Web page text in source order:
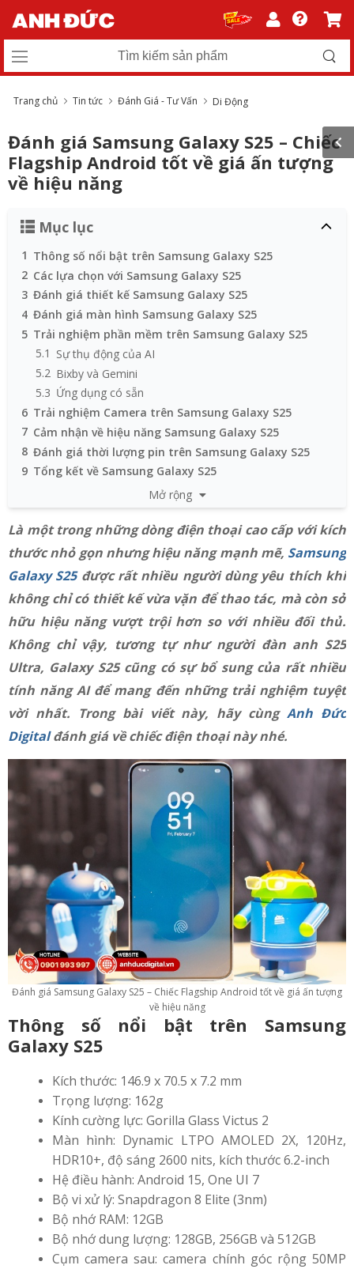
Trang chủ Tin tức Đánh Giá - Tư Vấn Di Động
Đánh giá Samsung Galaxy S25 – Chiếc
Flagship Android tốt về giá ấn tượng
về hiệu năng
Mục lục
1 Thông số nổi bật trên Samsung Galaxy S25
2 Các lựa chọn với Samsung Galaxy S25
3 Đánh giá thiết kế Samsung Galaxy S25
4 Đánh giá màn hình Samsung Galaxy S25
5 Trải nghiệm phần mềm trên Samsung Galaxy S25
5.1 Sự thụ động của AI
5.2 Bixby và Gemini
5.3 Ứng dụng có sẵn
6 Trải nghiệm Camera trên Samsung Galaxy S25
7 Cảm nhận về hiệu năng Samsung Galaxy S25
8 Đánh giá thời lượng pin trên Samsung Galaxy S25
9 Tổng kết về Samsung Galaxy S25
Mở rộng
Là một trong những dòng điện thoại cao cấp với kích
thước nhỏ gọn nhưng hiệu năng mạnh mẽ, Samsung
Galaxy S25được rất nhiều người dùng yêu thích khi
không chỉ có thiết kế vừa vặn để thao tác, mà còn sở
hữu hiệu năng vượt trội hơn so với nhiều đối thủ.
Không chỉ vậy, tương tự như người đàn anh S25
Ultra, Galaxy S25 cũng có sự bổ sung của rất nhiều
tính năng AI để mang đến những trải nghiệm tuyệt
vời nhất. Trong bài viết này, hãy cùngAnh Đức
Digitalđánh giá về chiếc điện thoại này nhé.
Đánh giá Samsung Galaxy S25 – Chiếc Flagship Android tốt về giá ấn tượng
về hiệu năng
Thông số nổi bật trên Samsung
Galaxy S25
Kích thước: 146.9 x 70.5 x 7.2 mm
Trọng lượng: 162g
Kính cường lực: Gorilla Glass Victus 2
Màn hình: Dynamic LTPO AMOLED 2X, 120Hz,
HDR10+, độ sáng 2600 nits, kích thước 6.2-inch
Hệ điều hành: Android 15, One UI 7
Bộ vi xử lý: Snapdragon 8 Elite (3nm)
Bộ nhớ RAM: 12GB
Bộ nhớ dung lượng: 128GB, 256GB và 512GB
Cụm camera sau: camera chính góc rộng 50MP